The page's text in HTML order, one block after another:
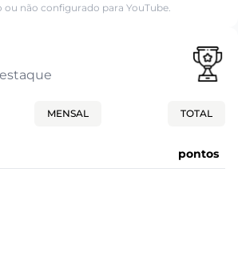
não configurado para YouTube.
MENSAL TOTAL
pontos